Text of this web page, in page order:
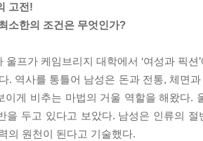
고전!
소한의 조건은 무엇인가?
울프가 케임브리지 대학에서 ‘여성과 픽
. 역사를 통틀어 남성은 돈과 전통, 체면
이게 비추는 마법의 거울 역할을 해왔다.
을 두고 있다고 보았다. 남성은 인류의
의 원천이 된다고 기술했다.